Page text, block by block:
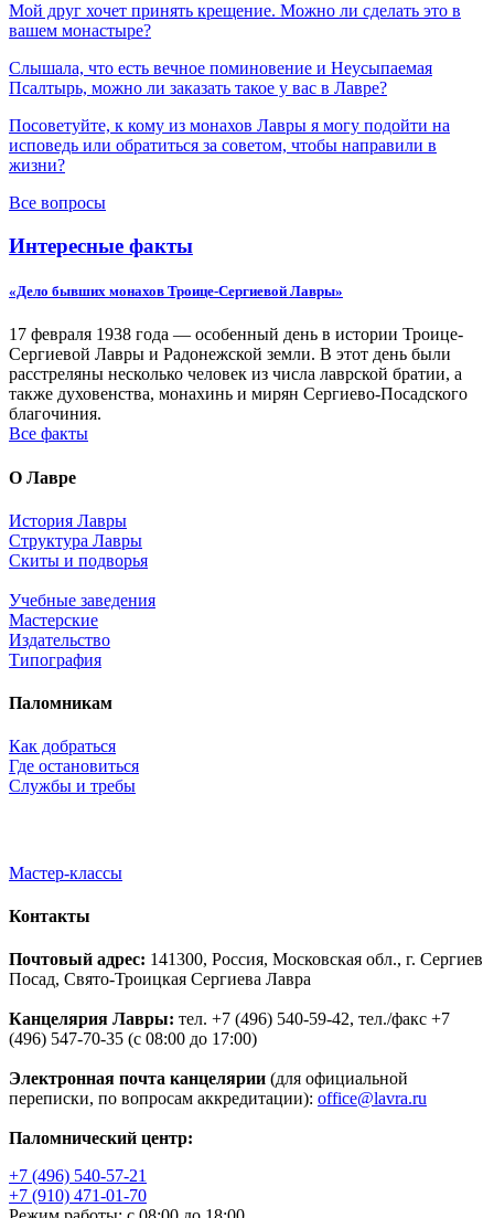
Мой друг хочет принять крещение. Можно ли сделать это в
вашем монастыре?
Слышала, что есть вечное поминовение и Неусыпаемая
Псалтырь, можно ли заказать такое у вас в Лавре?
Посоветуйте, к кому из монахов Лавры я могу подойти на
исповедь или обратиться за советом, чтобы направили в
жизни?
Все вопросы
Интересные факты
«Дело бывших монахов Троице-Сергиевой Лавры»
17 февраля 1938 года — особенный день в истории Троице-
Сергиевой Лавры и Радонежской земли. В этот день были
расстреляны несколько человек из числа лаврской братии, а
также духовенства, монахинь и мирян Сергиево-Посадского
благочиния.
Все факты
О Лавре
История Лавры
Структура Лавры
Скиты и подворья
Учебные заведения
Мастерские
Издательство
Типография
Паломникам
Как добраться
Где остановиться
Службы и требы
Мастер-классы
Контакты
Почтовый адрес: 141300, Россия, Московская обл., г. Сергиев
Посад, Свято-Троицкая Сергиева Лавра
Канцелярия Лавры: тел. +7 (496) 540-59-42, тел./факс +7
(496) 547-70-35 (с 08:00 до 17:00)
Электронная почта канцелярии (для официальной
переписки, по вопросам аккредитации): office@lavra.ru
Паломнический центр:
+7 (496) 540-57-21
+7 (910) 471-01-70